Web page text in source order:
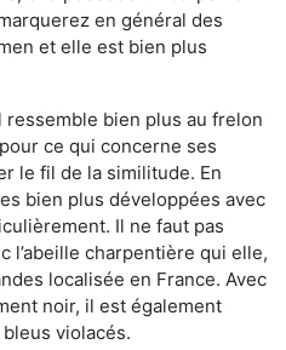
en général des
et elle est bien plus
bien plus au frelon
ce qui concerne ses
le fil de la similitude. En
bien plus développées avec
Il ne faut pas
l’abeille charpentière qui elle,
localisée en France. Avec
noir, il est également
violacés.